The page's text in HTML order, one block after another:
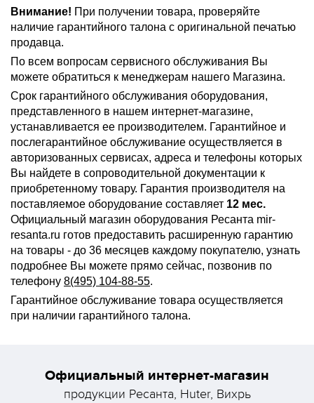
Внимание! При получении товара, проверяйте
наличие гарантийного талона с оригинальной печатью
продавца.
По всем вопросам сервисного обслуживания Вы
можете обратиться к менеджерам нашего Магазина.
Срок гарантийного обслуживания оборудования,
представленного в нашем интернет-магазине,
устанавливается ее производителем. Гарантийное и
послегарантийное обслуживание осуществляется в
авторизованных сервисах, адреса и телефоны которых
Вы найдете в сопроводительной документации к
приобретенному товару. Гарантия производителя на
поставляемое оборудование составляет 12 мес.
Официальный магазин оборудования Ресанта mir-
resanta.ru готов предоставить расширенную гарантию
на товары - до 36 месяцев каждому покупателю, узнать
подробнее Вы можете прямо сейчас, позвонив по
телефону 8(495) 104-88-55.
Гарантийное обслуживание товара осуществляется
при наличии гарантийного талона.
Официальный интернет-магазин
продукции Ресанта, Huter, Вихрь